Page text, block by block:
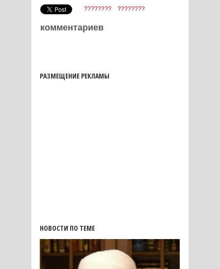
???????? ????????
комментариев
РАЗМЕЩЕНИЕ РЕКЛАМЫ
НОВОСТИ ПО ТЕМЕ